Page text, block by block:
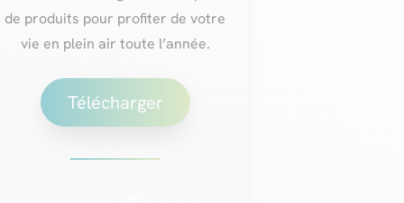
de produits pour profiter de votre
vie en plein air toute l’année.
Télécharger